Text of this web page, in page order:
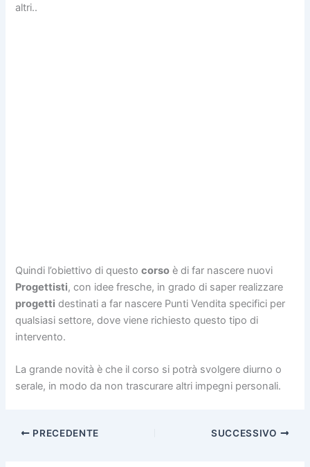
altri..
Quindi l’obiettivo di questocorso è di far nascere nuovi
Progettisti, con idee fresche, in grado di saper realizzare
progetti destinati a far nascere Punti Vendita specifici per
qualsiasi settore, dove viene richiesto questo tipo di
intervento.
La grande novità è che il corso si potrà svolgere diurno o
serale, in modo da non trascurare altri impegni personali.
PRECEDENTE SUCCESSIVO